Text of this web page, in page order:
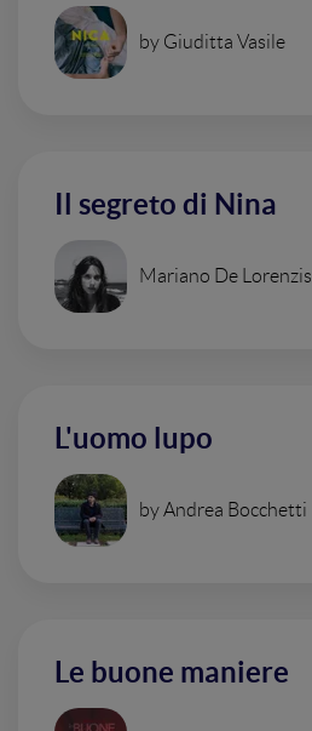
by Giuditta Vasile
Il segreto di Nina
Mariano De Lorenzis
L'uomo lupo
by Andrea Bocchetti
Le buone maniere